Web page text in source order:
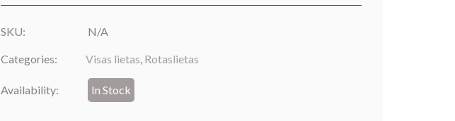
SKU: N/A
Categories: Visas lietas Rotaslietas
Availability: In Stock